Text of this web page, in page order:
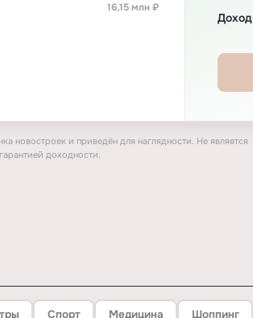
16,15 млн ₽
Доход
новостроек и приведён для наглядности. Не является
доходности.
Спорт Медицина Шоппинг